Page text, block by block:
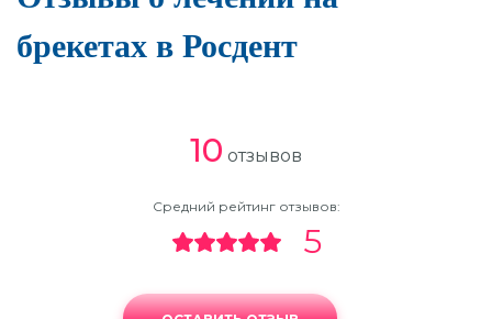
брекетах в Росдент
10 отзывов
Средний рейтинг отзывов:
5